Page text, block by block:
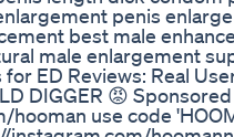
penis
best male
male enlargement
ED Reviews: Real
DIGGER 😡
hooman use code